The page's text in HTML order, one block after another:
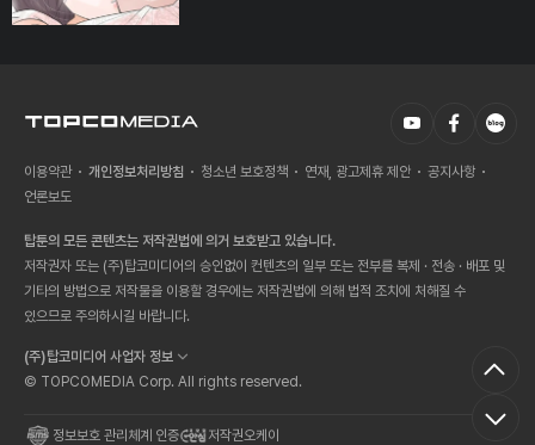
이용약관 개인정보처리방침 청소년 보호정책 연재, 광고제휴 제안
공지사항
언론보도
탑툰의 모든 콘텐츠는 저작권법에 의거 보호받고 있습니다.
저작권자 또는 (주)탑코미디어의 승인없이 컨텐츠의 일부 또는 전부를 복제 · 전송 · 배포 및
기타의 방법으로 저작물을 이용할 경우에는 저작권법에 의해 법적 조치에 처해질 수
있으므로 주의하시길 바랍니다.
(주)탑코미디어 사업자 정보
© TOPCOMEDIA Corp. All rights reserved.
정보보호 관리체계 인증 저작권오케이